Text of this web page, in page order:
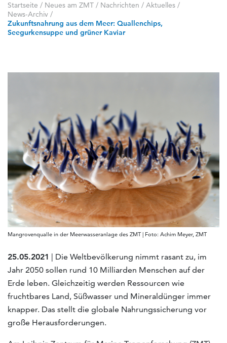
Startseite / Neues am ZMT / Nachrichten / Aktuelles /
News-Archiv /
Zukunftsnahrung aus dem Meer: Quallenchips,
Seegurkensuppe und grüner Kaviar
Mangrovenqualle in der Meerwasseranlage des ZMT | Foto: Achim Meyer, ZMT
25.05.2021 | Die Weltbevölkerung nimmt rasant zu, im
Jahr 2050 sollen rund 10 Milliarden Menschen auf der
Erde leben. Gleichzeitig werden Ressourcen wie
fruchtbares Land, Süßwasser und Mineraldünger immer
knapper. Das stellt die globale Nahrungssicherung vor
große Herausforderungen.